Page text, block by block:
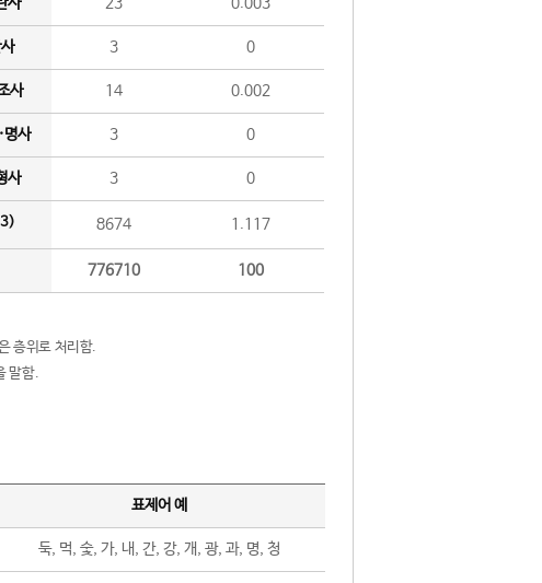
3 0
사 14 0.002
명사 3 0
사 3 0
3) 8674 1.117
776710 100
층위로 처리함.
말함.
표제어 예
둑, 먹, 숯, 가, 내, 간, 강, 개, 광, 과, 명, 청